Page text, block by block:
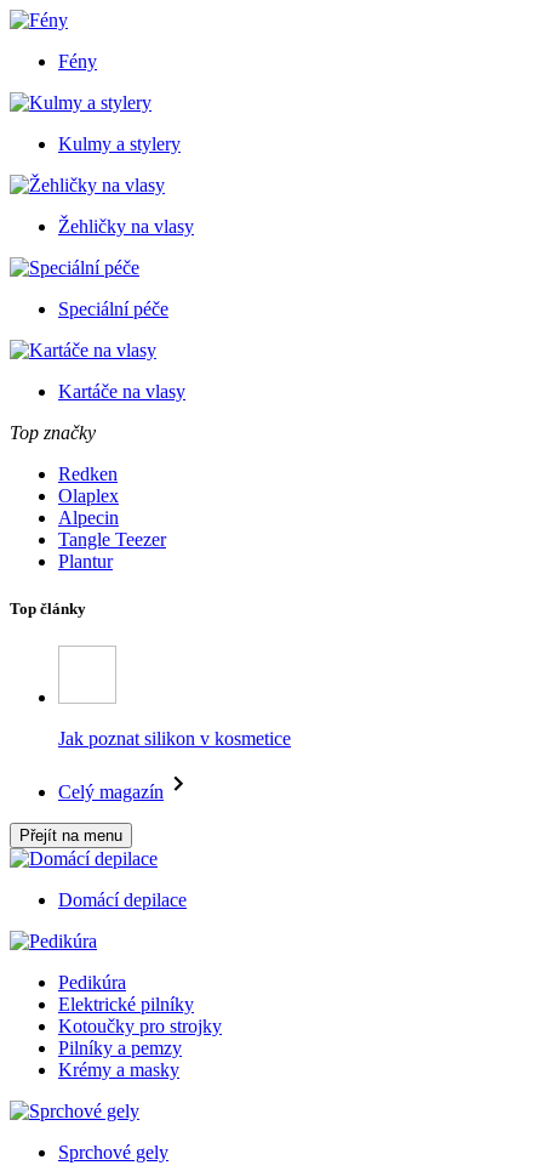
Fény
Kulmy a stylery
Žehličky na vlasy
Speciální péče
Kartáče na vlasy
Top značky
Redken
Olaplex
Alpecin
Tangle Teezer
Plantur
Top články
Jak poznat silikon v kosmetice
Celý magazín
Přejít na menu
Domácí depilace
Pedikúra
Elektrické pilníky
Kotoučky pro strojky
Pilníky a pemzy
Krémy a masky
Sprchové gely